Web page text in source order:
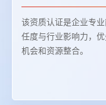
该资质认证是企业专
任度与行业影响力，
机会和资源整合。